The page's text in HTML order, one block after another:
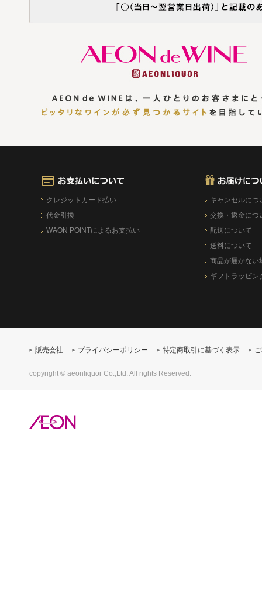
クレジットカード払い
代金引換
WAON POINTによるお支払い
キャンセルにつ
交換・返金につ
配送について
送料について
商品が届かない
ギフトラッピン
販売会社 プライバシーポリシー 特定商取引に基づく表示
copyright © aeonliquor Co.,Ltd. All rights Reserved.